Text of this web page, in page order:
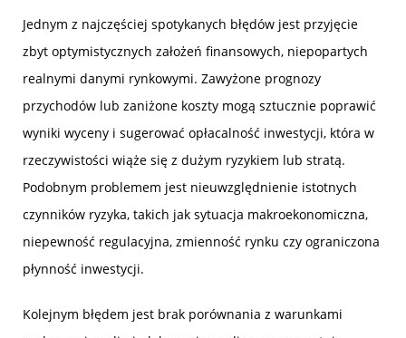
Jednym z najczęściej spotykanych błędów jest przyjęcie
zbyt optymistycznych założeń finansowych, niepopartych
realnymi danymi rynkowymi. Zawyżone prognozy
przychodów lub zaniżone koszty mogą sztucznie poprawić
wyniki wyceny i sugerować opłacalność inwestycji, która w
rzeczywistości wiąże się z dużym ryzykiem lub stratą.
Podobnym problemem jest nieuwzględnienie istotnych
czynników ryzyka, takich jak sytuacja makroekonomiczna,
niepewność regulacyjna, zmienność rynku czy ograniczona
płynność inwestycji.
Kolejnym błędem jest brak porównania z warunkami